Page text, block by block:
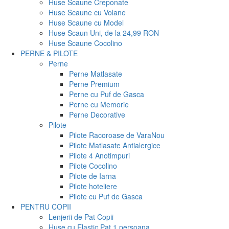
Huse Scaune Creponate
Huse Scaune cu Volane
Huse Scaune cu Model
Huse Scaun Uni, de la 24,99 RON
Huse Scaune Cocolino
PERNE & PILOTE
Perne
Perne Matlasate
Perne Premium
Perne cu Puf de Gasca
Perne cu Memorie
Perne Decorative
Pilote
Pilote Racoroase de VaraNou
Pilote Matlasate Antialergice
Pilote 4 Anotimpuri
Pilote Cocolino
Pilote de Iarna
Pilote hoteliere
Pilote cu Puf de Gasca
PENTRU COPII
Lenjerii de Pat Copii
Huse cu Elastic Pat 1 persoana